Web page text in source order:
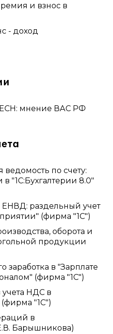
и взнос в
- доход
мнение ВАС РФ
по счету:
"1С:Бухгалтерии 8.0"
раздельный учет
(фирма "1С")
оборота и
продукции
заработка в "Зарплате
(фирма "1С")
учета НДС в
(фирма "1С")
в
Барышникова)